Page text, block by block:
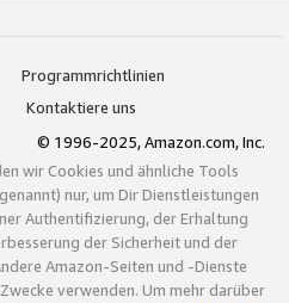
Programmrichtlinien
Kontaktiere uns
© 1996-2025, Amazon.com, Inc.
wir Cookies und ähnliche Tools
nur, um Dir Dienstleistungen
Authentifizierung, der Erhaltung
der Sicherheit und der
Amazon-Seiten und -Dienste
verwenden. Um mehr darüber